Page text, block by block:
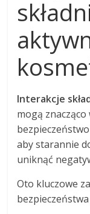
Interakcje
mogą
aby starannie
uniknąć
Oto kluczowe